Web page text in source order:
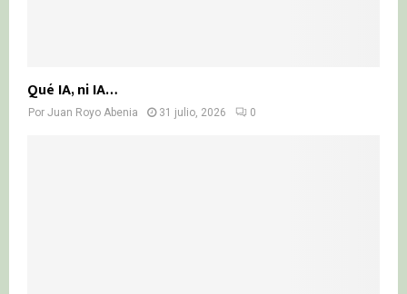
Qué IA, ni IA…
Por Juan Royo Abenia 31 julio, 2026 0